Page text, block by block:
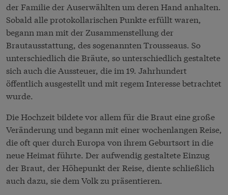
der Familie der Auserwählten um deren Hand anhalten.
Sobald alle protokollarischen Punkte erfüllt waren,
begann man mit der Zusammenstellung der
Brautausstattung, des sogenannten Trousseaus. So
unterschiedlich die Bräute, so unterschiedlich gestaltete
sich auch die Aussteuer, die im 19. Jahrhundert
öffentlich ausgestellt und mit regem Interesse betrachtet
wurde.
Die Hochzeit bildete vor allem für die Braut eine große
Veränderung und begann mit einer wochenlangen Reise,
die oft quer durch Europa von ihrem Geburtsort in die
neue Heimat führte. Der aufwendig gestaltete Einzug
der Braut, der Höhepunkt der Reise, diente schließlich
auch dazu, sie dem Volk zu präsentieren.